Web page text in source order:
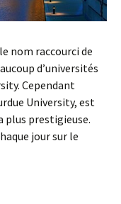
nom raccourci de
d’universités
Cependant
University, est
plus prestigieuse.
jour sur le